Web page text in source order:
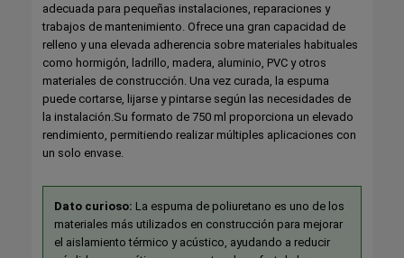
adecuada para pequeñas instalaciones, reparaciones y
trabajos de mantenimiento. Ofrece una gran capacidad de
relleno y una elevada adherencia sobre materiales habituales
como hormigón, ladrillo, madera, aluminio, PVC y otros
materiales de construcción. Una vez curada, la espuma
puede cortarse, lijarse y pintarse según las necesidades de
la instalación.Su formato de 750 ml proporciona un elevado
rendimiento, permitiendo realizar múltiples aplicaciones con
un solo envase.
Dato curioso: La espuma de poliuretano es uno de los
materiales más utilizados en construcción para mejorar
el aislamiento térmico y acústico, ayudando a reducir